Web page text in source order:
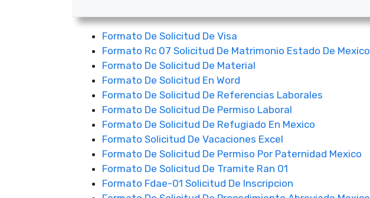
Formato De Solicitud De Visa
Formato Rc 07 Solicitud De Matrimonio Estado De Mexico
Formato De Solicitud De Material
Formato De Solicitud En Word
Formato De Solicitud De Referencias Laborales
Formato De Solicitud De Permiso Laboral
Formato De Solicitud De Refugiado En Mexico
Formato Solicitud De Vacaciones Excel
Formato De Solicitud De Permiso Por Paternidad Mexico
Formato De Solicitud De Tramite Ran 01
Formato Fdae-01 Solicitud De Inscripcion